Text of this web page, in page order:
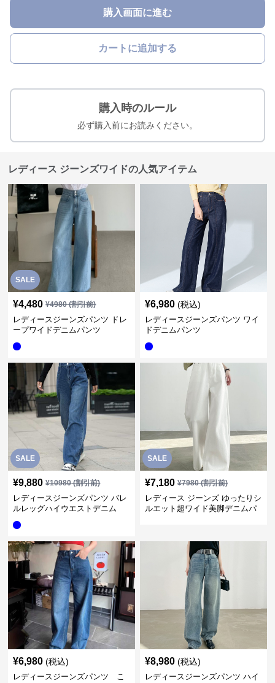
購入画面に進む
カートに追加する
購入時のルール
必ず購入前にお読みください。
レディース ジーンズワイドの人気アイテム
SALE
¥4,480 ¥4980(割引前)
レディースジーンズパンツ ドレ
ープワイドデニムパンツ
¥6,980 (税込)
レディースジーンズパンツ ワイ
ドデニムパンツ
SALE
¥9,880 ¥10980(割引前)
レディースジーンズパンツ バレ
ルレッグハイウエストデニム
SALE
¥7,180 ¥7980(割引前)
レディース ジーンズ ゆったりシ
ルエット超ワイド美脚デニムパ
¥6,980 (税込)
レディースジーンズパンツ こ
¥8,980 (税込)
レディースジーンズパンツ ハイ